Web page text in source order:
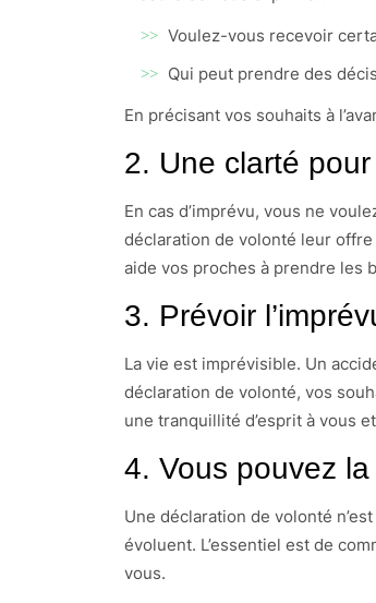
Voulez-vous recevoir
Qui peut prendre des
En précisant vos souhaits à
2. Une clarté
En cas d’imprévu, vous ne
déclaration de volonté leur
aide vos proches à prendre les
3. Prévoir
La vie est imprévisible. Un
déclaration de volonté, vos
une tranquillité d’esprit à vous
4. Vous pouvez
Une déclaration de volonté
évoluent. L’essentiel est de
vous.